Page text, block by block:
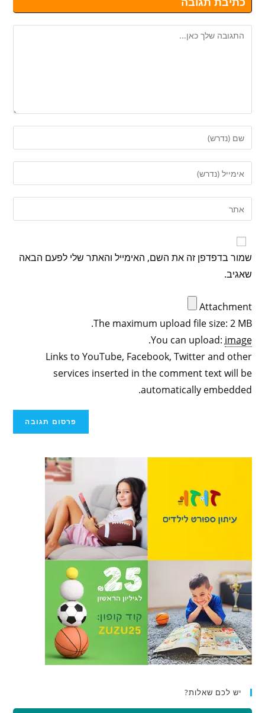
שמור בדפדפן זה את השם, האימייל והאתר שלי לפעם הבאה
שאגיב.
Attachment
The maximum upload file size: 2 MB.
You can upload:image
.
Links to YouTube, Facebook, Twitter and other
services inserted in the comment text will be
automatically embedded.
יש לכם שאלות?